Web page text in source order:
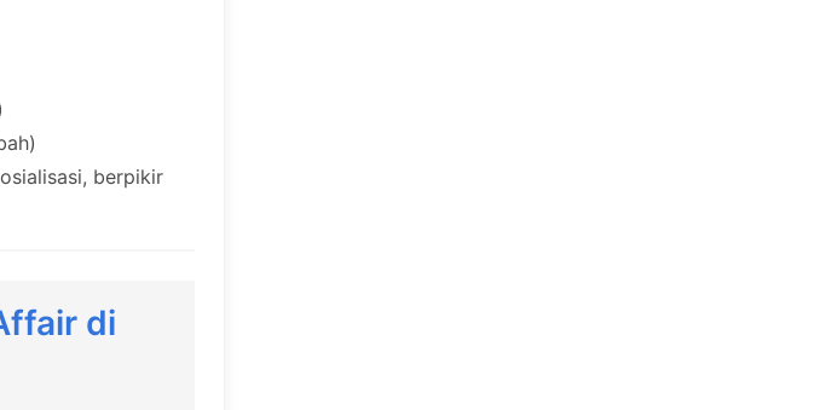
berpikir
di